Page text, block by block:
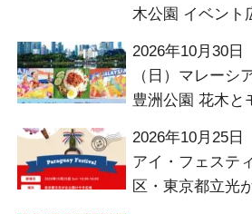
木公園 イベント
2026年10月30日
（日）マレーシ
豊洲公園 花木と
2026年10月25日
アイ・フェステ
区・東京都立光